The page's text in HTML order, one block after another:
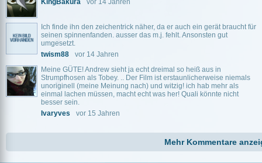
KingBakura
vor 14 Jahren
Ich finde ihn den zeichentrick näher, da er auch ein gerät braucht für
seinen spinnenfanden. ausser das m.j. fehlt. Ansonsten gut
umgesetzt.
twism88
vor 14 Jahren
Meine GÜTE! Andrew sieht ja echt dreimal so heiß aus in
Strumpfhosen als Tobey. .. Der Film ist erstaunlicherweise niemals
unoriginell (meine Meinung nach) und witzig! ich hab mehr als
einmal lachen müssen, macht echt was her! Quali könnte nicht
besser sein.
Ivaryves
vor 15 Jahren
Mehr Kommentare